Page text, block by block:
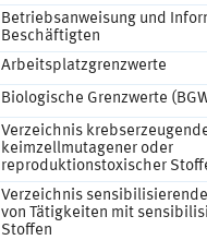
Betriebsanweisung und
Beschäftigten
Arbeitsplatzgrenzwerte
Biologische Grenzwerte
Verzeichnis
keimzellmutagener oder
reproduktionstoxischer
Verzeichnis
von Tätigkeiten mit
Stoffen